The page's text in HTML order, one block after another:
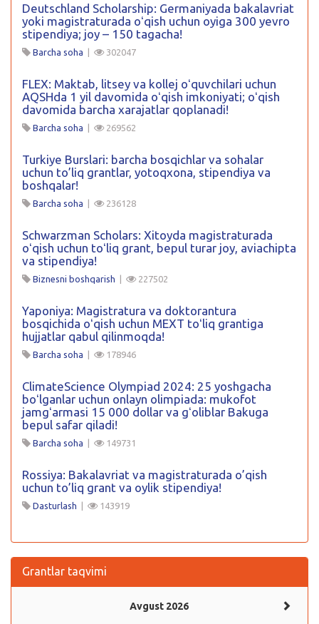
Deutschland Scholarship: Germaniyada bakalavriat
yoki magistraturada oʻqish uchun oyiga 300 yevro
stipendiya; joy – 150 tagacha!
Barcha soha | 302047
FLEX: Maktab, litsey va kollej oʻquvchilari uchun
AQSHda 1 yil davomida oʻqish imkoniyati; oʻqish
davomida barcha xarajatlar qoplanadi!
Barcha soha | 269562
Turkiye Burslari: barcha bosqichlar va sohalar
uchun to’liq grantlar, yotoqxona, stipendiya va
boshqalar!
Barcha soha | 236128
Schwarzman Scholars: Xitoyda magistraturada
oʻqish uchun toʻliq grant, bepul turar joy, aviachipta
va stipendiya!
Biznesni boshqarish | 227502
Yaponiya: Magistratura va doktorantura
bosqichida oʻqish uchun MEXT toʻliq grantiga
hujjatlar qabul qilinmoqda!
Barcha soha | 178946
ClimateScience Olympiad 2024: 25 yoshgacha
boʻlganlar uchun onlayn olimpiada: mukofot
jamgʻarmasi 15 000 dollar va gʻoliblar Bakuga
bepul safar qiladi!
Barcha soha | 149731
Rossiya: Bakalavriat va magistraturada o’qish
uchun to’liq grant va oylik stipendiya!
Dasturlash | 143919
Grantlar taqvimi
Avgust 2026